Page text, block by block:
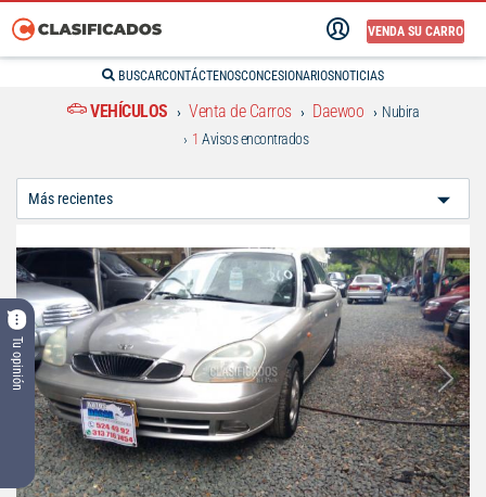
VENDA SU CARRO
BUSCARCONTÁCTENOSCONCESIONARIOSNOTICIAS
Tu opinión
VEHÍCULOS Venta de Carros Daewoo
Nubira
1 Avisos encontrados